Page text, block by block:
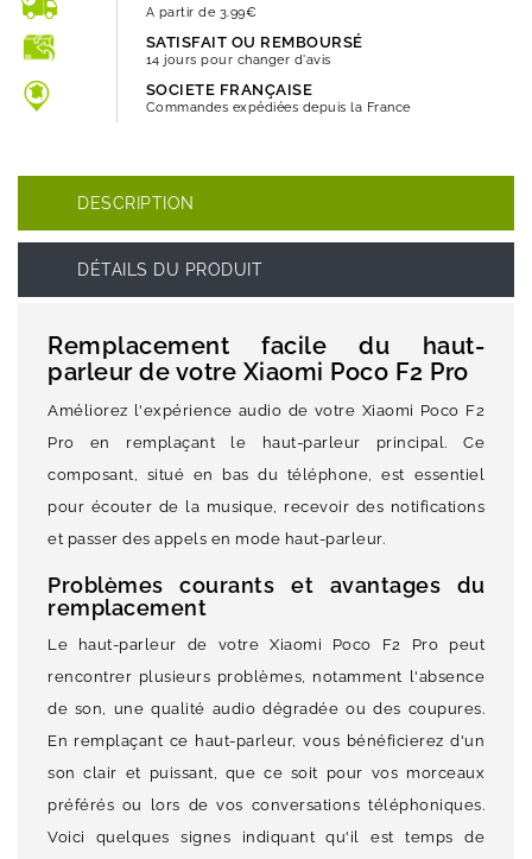
A partir de 3.99€
SATISFAIT OU REMBOURSÉ
14 jours pour changer d'avis
SOCIETE FRANÇAISE
Commandes expédiées depuis la France
DESCRIPTION
DÉTAILS DU PRODUIT
Remplacement facile du haut-
parleur de votre Xiaomi Poco F2 Pro
Améliorez l'expérience audio de votre Xiaomi Poco F2
Pro en remplaçant le haut-parleur principal. Ce
composant, situé en bas du téléphone, est essentiel
pour écouter de la musique, recevoir des notifications
et passer des appels en mode haut-parleur.
Problèmes courants et avantages du
remplacement
Le haut-parleur de votre Xiaomi Poco F2 Pro peut
rencontrer plusieurs problèmes, notamment l'absence
de son, une qualité audio dégradée ou des coupures.
En remplaçant ce haut-parleur, vous bénéficierez d'un
son clair et puissant, que ce soit pour vos morceaux
préférés ou lors de vos conversations téléphoniques.
Voici quelques signes indiquant qu'il est temps de